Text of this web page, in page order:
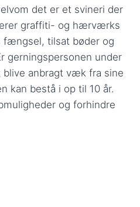
det er et svineri der
graffiti- og hærværks
fængsel, tilsat bøder og
gerningspersonen under
blive anbragt væk fra sine
kan bestå i op til 10 år.
og forhindre